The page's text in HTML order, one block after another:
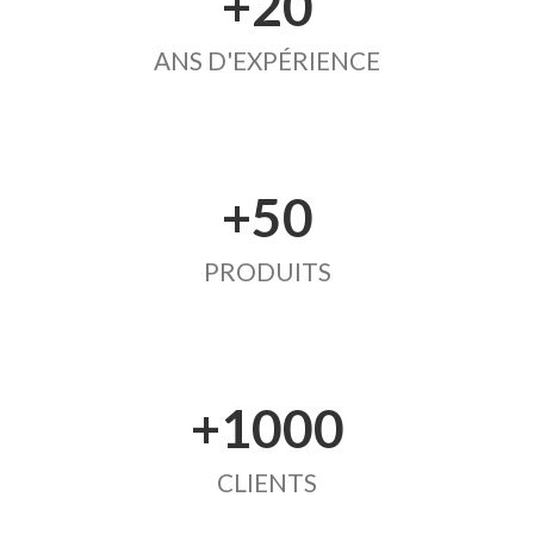
ANS D'EXPÉRIENCE
+50
PRODUITS
+1000
CLIENTS